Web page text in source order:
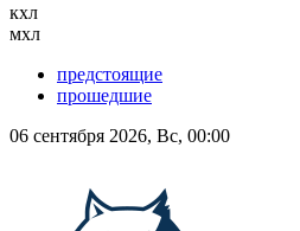
кхл
мхл
предстоящие
прошедшие
06 сентября 2026, Вс, 00:00